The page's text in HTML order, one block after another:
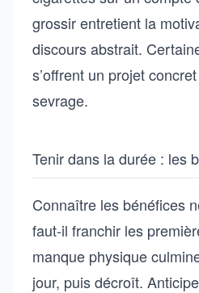
grossir entretient la
discours abstrait.
s’offrent un projet
sevrage.
Tenir dans la durée : les
Connaître les bénéfices
faut-il franchir les
manque physique
jour, puis décroît.